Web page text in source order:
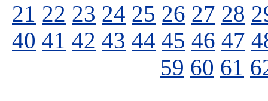
21 22 23 24 25 26 27 28
40 41 42 43 44 45 46 47
59 60 61